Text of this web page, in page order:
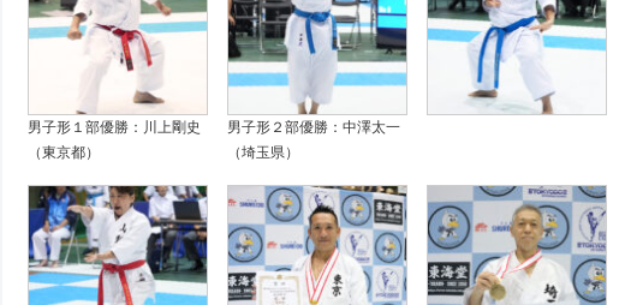
男子形１部優勝：川上剛史
（東京都）
男子形２部優勝：中澤太一
（埼玉県）